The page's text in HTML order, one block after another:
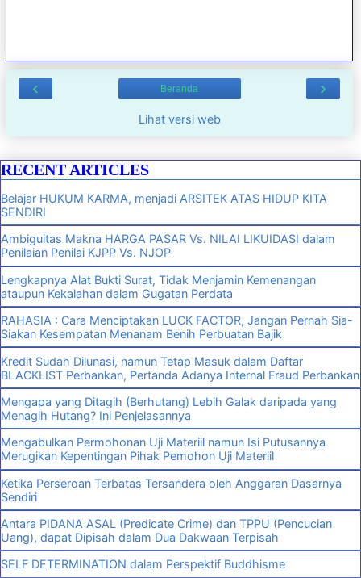
‹ ›
Beranda
Lihat versi web
RECENT ARTICLES
Belajar HUKUM KARMA, menjadi ARSITEK ATAS HIDUP KITA
SENDIRI
Ambiguitas Makna HARGA PASAR Vs. NILAI LIKUIDASI dalam
Penilaian Penilai KJPP Vs. NJOP
Lengkapnya Alat Bukti Surat, Tidak Menjamin Kemenangan
ataupun Kekalahan dalam Gugatan Perdata
RAHASIA : Cara Menciptakan LUCK FACTOR, Jangan Pernah Sia-
Siakan Kesempatan Menanam Benih Perbuatan Bajik
Kredit Sudah Dilunasi, namun Tetap Masuk dalam Daftar
BLACKLIST Perbankan, Pertanda Adanya Internal Fraud Perbankan
Mengapa yang Ditagih (Berhutang) Lebih Galak daripada yang
Menagih Hutang? Ini Penjelasannya
Mengabulkan Permohonan Uji Materiil namun Isi Putusannya
Merugikan Kepentingan Pihak Pemohon Uji Materiil
Ketika Perseroan Terbatas Tersandera oleh Anggaran Dasarnya
Sendiri
Antara PIDANA ASAL (Predicate Crime) dan TPPU (Pencucian
Uang), dapat Dipisah dalam Dua Dakwaan Terpisah
SELF DETERMINATION dalam Perspektif Buddhisme